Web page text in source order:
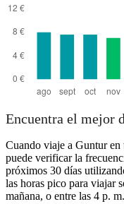
Encuentra el mejor
Cuando viaje a Guntur en
puede verificar la
próximos 30 días
las horas pico para viajar
mañana, o entre las 4 p.